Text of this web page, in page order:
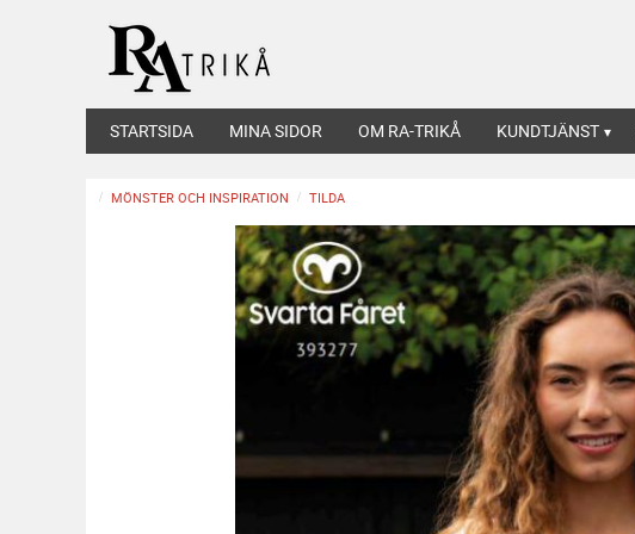
STARTSIDA MINA SIDOR OM RA-TRIKÅ KUNDTJÄNST
MÖNSTER OCH INSPIRATION TILDA